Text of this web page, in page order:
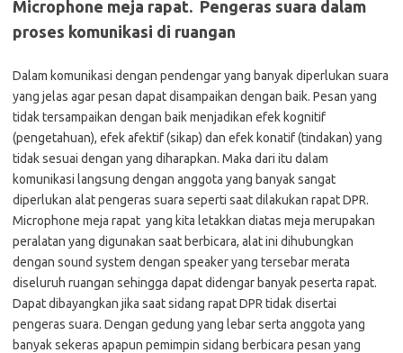
Microphone meja rapat. Pengeras suara dalam
proses komunikasi di ruangan
Dalam komunikasi dengan pendengar yang banyak diperlukan suara
yang jelas agar pesan dapat disampaikan dengan baik. Pesan yang
tidak tersampaikan dengan baik menjadikan efek kognitif
(pengetahuan), efek afektif (sikap) dan efek konatif (tindakan) yang
tidak sesuai dengan yang diharapkan. Maka dari itu dalam
komunikasi langsung dengan anggota yang banyak sangat
diperlukan alat pengeras suara seperti saat dilakukan rapat DPR.
Microphone meja rapat yang kita letakkan diatas meja merupakan
peralatan yang digunakan saat berbicara, alat ini dihubungkan
dengan sound system dengan speaker yang tersebar merata
diseluruh ruangan sehingga dapat didengar banyak peserta rapat.
Dapat dibayangkan jika saat sidang rapat DPR tidak disertai
pengeras suara. Dengan gedung yang lebar serta anggota yang
banyak sekeras apapun pemimpin sidang berbicara pesan yang